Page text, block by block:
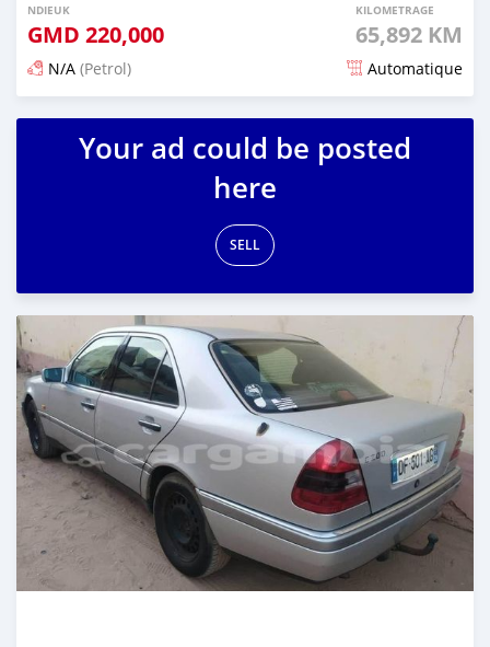
NDIEUK
GMD 220,000
KILOMETRAGE
65,892 KM
N/A (Petrol) Automatique
Dougal na niou ko depuis about 2 years
Your ad could be posted
here
SELL